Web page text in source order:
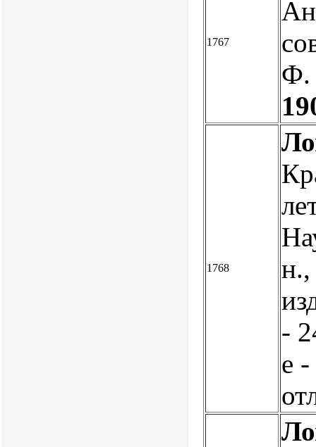
1767
Ф.
1768
-
е -